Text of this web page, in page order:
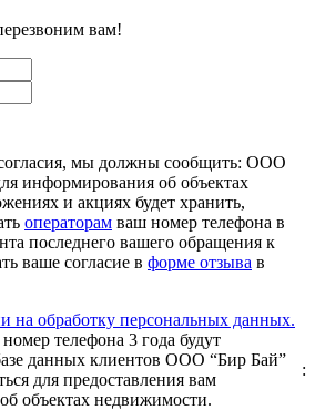
вам!
мы должны сообщить: ООО
информирования об объектах
и акциях будет хранить,
операторам ваш номер телефона в
последнего вашего обращения к
ваше согласие в форме отзыва в
на обработку персональных данных.
телефона 3 года будут
данных клиентов ООО “Бир Бай”
для предоставления вам
объектах недвижимости.
: